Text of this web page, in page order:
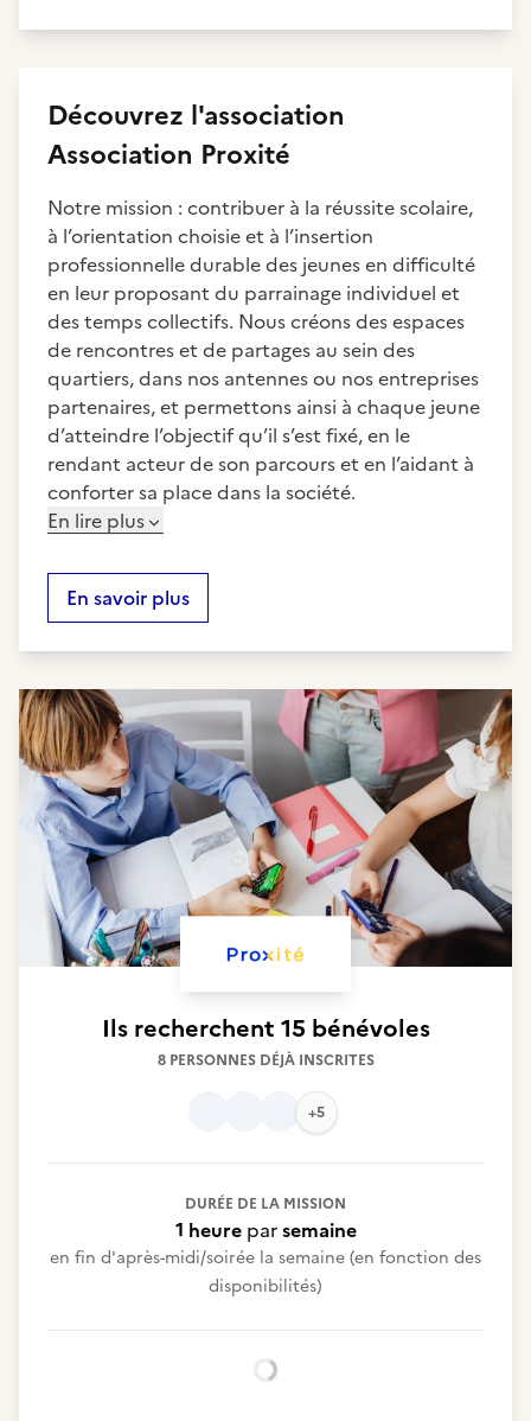
Découvrez l'association
Association Proxité
Notre mission : contribuer à la réussite scolaire,
à l’orientation choisie et à l’insertion
professionnelle durable des jeunes en difficulté
en leur proposant du parrainage individuel et
des temps collectifs. Nous créons des espaces
de rencontres et de partages au sein des
quartiers, dans nos antennes ou nos entreprises
partenaires, et permettons ainsi à chaque jeune
d’atteindre l’objectif qu’il s’est fixé, en le
rendant acteur de son parcours et en l’aidant à
conforter sa place dans la société.
En lire plus
En savoir plus
Ils recherchent 15 bénévoles
8 PERSONNES DÉJÀ INSCRITES
+5
DURÉE DE LA MISSION
1 heureparsemaine
en fin d'après-midi/soirée la semaine (en fonction des
disponibilités)
Chargement...